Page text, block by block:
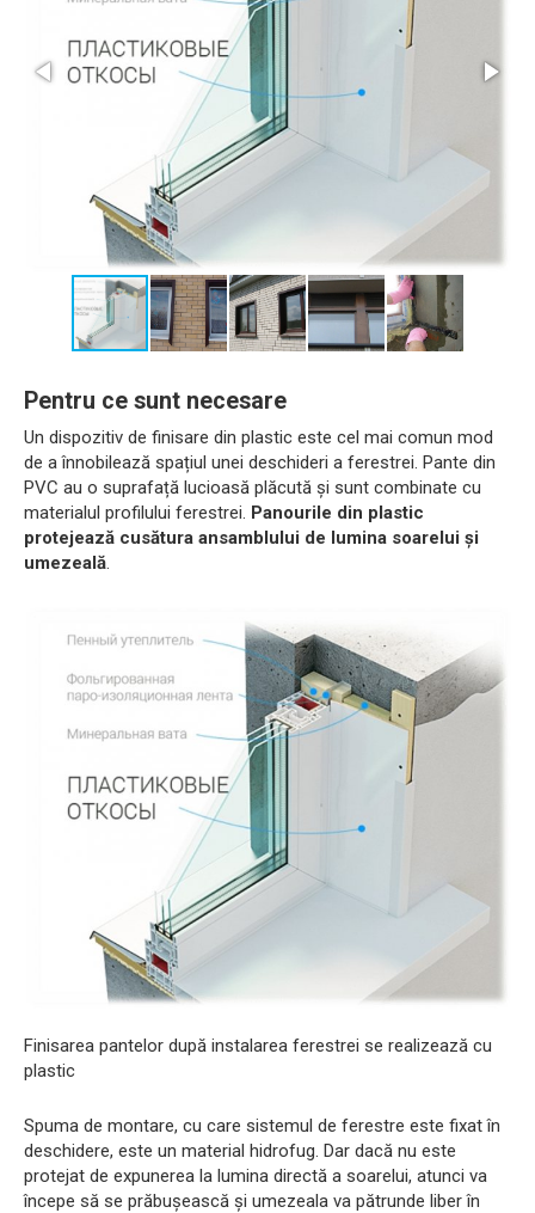
Pentru ce sunt necesare
Un dispozitiv de finisare din plastic este cel mai comun mod
de a înnobilează spațiul unei deschideri a ferestrei. Pante din
PVC au o suprafață lucioasă plăcută și sunt combinate cu
materialul profilului ferestrei. Panourile din plastic
protejează cusătura ansamblului de lumina soarelui și
umezeală.
Finisarea pantelor după instalarea ferestrei se realizează cu
plastic
Spuma de montare, cu care sistemul de ferestre este fixat în
deschidere, este un material hidrofug. Dar dacă nu este
protejat de expunerea la lumina directă a soarelui, atunci va
începe să se prăbușească și umezeala va pătrunde liber în